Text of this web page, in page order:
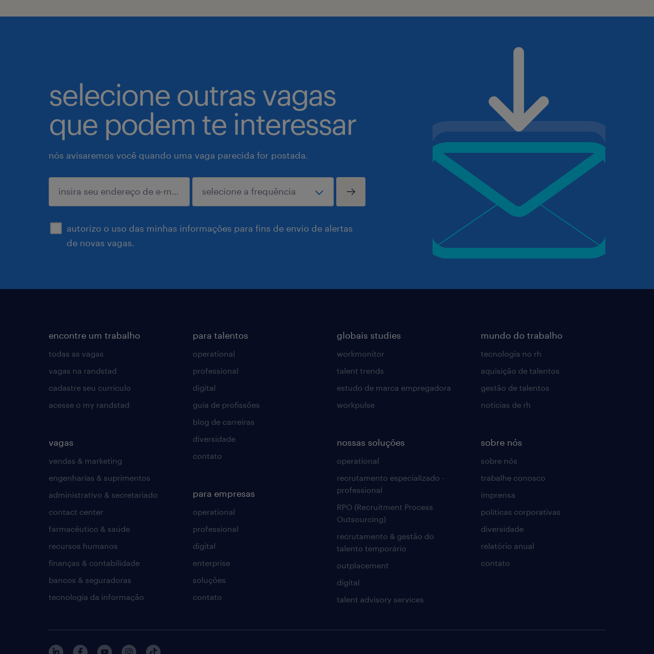
selecione outras vagas
que podem te interessar
nós avisaremos você quando uma vaga parecida for postada.
autorizo o uso das minhas informações para fins de envio de alertas
de novas vagas.
enviar
encontre um trabalho
todas as vagas
vagas na randstad
cadastre seu currículo
acesse o my randstad
vagas
vendas & marketing
engenharias & suprimentos
administrativo & secretariado
contact center
farmacêutico & saúde
recursos humanos
finanças & contabilidade
bancos & seguradoras
tecnologia da informação
para talentos
operational
professional
digital
guia de profissões
blog de carreiras
diversidade
contato
para empresas
operational
professional
digital
enterprise
soluções
contato
globais studies
workmonitor
talent trends
estudo de marca empregadora
workpulse
nossas soluções
operational
recrutamento especializado -
professional
RPO (Recruitment Process
Outsourcing)
recrutamento & gestão do
talento temporário
outplacement
digital
talent advisory services
mundo do trabalho
tecnologia no rh
aquisição de talentos
gestão de talentos
notícias de rh
sobre nós
sobre nós
trabalhe conosco
imprensa
políticas corporativas
diversidade
relatório anual
contato